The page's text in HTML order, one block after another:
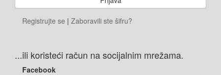
Registrujte se | Zaboravili ste šifru?
...ili koristeći račun na socijalnim mrežama.
Facebook